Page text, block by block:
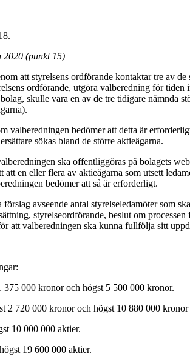
2020 (punkt 15)
att styrelsens ordförande kontaktar tre av
ordförande, utgöra valberedning för
skulle vara en av de tre tidigare nämnda
bedömer att detta är
sökas bland de större aktieägarna.
ska offentliggöras på bolagets
att en eller flera av aktieägarna som utsett
bedömer att så är erforderligt.
avseende antal styrelseledamöter som
styrelseordförande, beslut om
att valberedningen ska kunna fullfölja sitt
000 kronor och högst 5 500 000 kronor.
2 720 000 kronor och högst 10 880 000 kronor
10 000 000 aktier.
19 600 000 aktier.